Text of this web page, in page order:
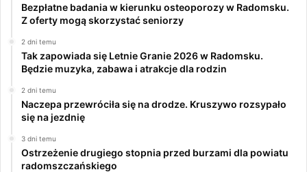
Bezpłatne badania w kierunku osteoporozy w Radomsku.
Z oferty mogą skorzystać seniorzy
2 dni temu
Tak zapowiada się Letnie Granie 2026 w Radomsku.
Będzie muzyka, zabawa i atrakcje dla rodzin
2 dni temu
Naczepa przewróciła się na drodze. Kruszywo rozsypało
się na jezdnię
3 dni temu
Ostrzeżenie drugiego stopnia przed burzami dla powiatu
radomszczańskiego